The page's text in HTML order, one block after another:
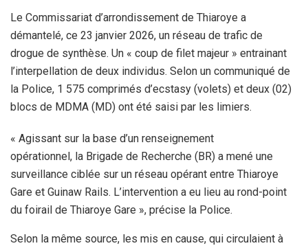
Le Commissariat d’arrondissement de Thiaroye a
démantelé, ce 23 janvier 2026, un réseau de trafic de
drogue de synthèse. Un « coup de filet majeur » entrainant
l’interpellation de deux individus. Selon un communiqué de
la Police, 1 575 comprimés d’ecstasy (volets) et deux (02)
blocs de MDMA (MD) ont été saisi par les limiers.
« Agissant sur la base d’un renseignement
opérationnel, la Brigade de Recherche (BR) a mené une
surveillance ciblée sur un réseau opérant entre Thiaroye
Gare et Guinaw Rails. L’intervention a eu lieu au rond-point
du foirail de Thiaroye Gare », précise la Police.
Selon la même source, les mis en cause, qui circulaient à